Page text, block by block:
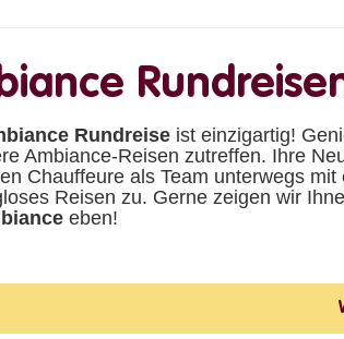
Rundreiseist einzigartig!
Ambiance-Reisen zutreffen. Ihre
Chauffeure als Team unterwegs
Reisen zu. Gerne zeigen wir
eben!